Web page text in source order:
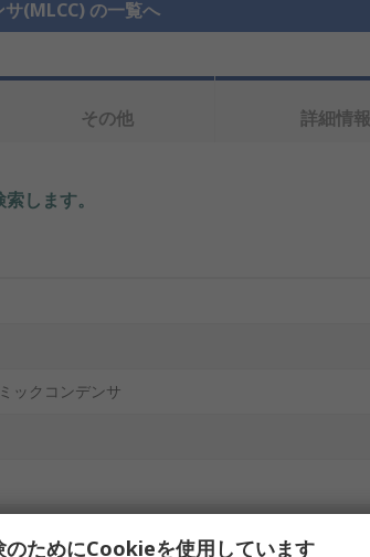
(MLCC) の一覧へ
その他 詳細情報
します。
ックコンデンサ
のためにCookieを使用しています